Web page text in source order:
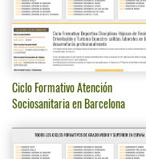
Ciclo Formativo Atención
Sociosanitaria en Barcelona